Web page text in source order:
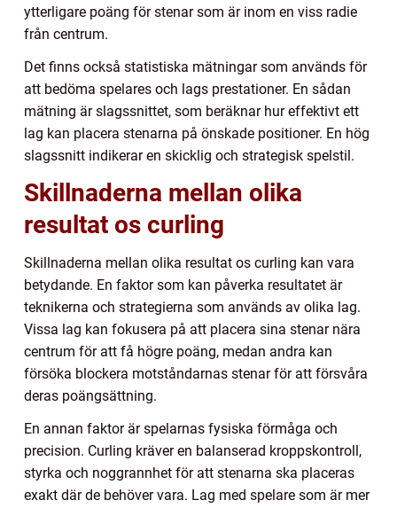
ytterligare poäng för stenar som är inom en viss radie
från centrum.
Det finns också statistiska mätningar som används för
att bedöma spelares och lags prestationer. En sådan
mätning är slagssnittet, som beräknar hur effektivt ett
lag kan placera stenarna på önskade positioner. En hög
slagssnitt indikerar en skicklig och strategisk spelstil.
Skillnaderna mellan olika
resultat os curling
Skillnaderna mellan olika resultat os curling kan vara
betydande. En faktor som kan påverka resultatet är
teknikerna och strategierna som används av olika lag.
Vissa lag kan fokusera på att placera sina stenar nära
centrum för att få högre poäng, medan andra kan
försöka blockera motståndarnas stenar för att försvåra
deras poängsättning.
En annan faktor är spelarnas fysiska förmåga och
precision. Curling kräver en balanserad kroppskontroll,
styrka och noggrannhet för att stenarna ska placeras
exakt där de behöver vara. Lag med spelare som är mer